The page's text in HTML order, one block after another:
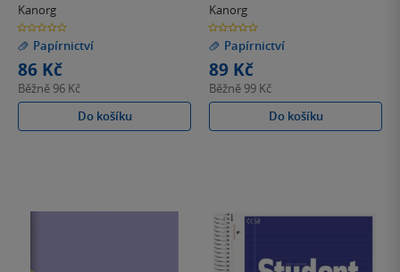
Kanorg
0.0
z
5
hvězdiček
Papírnictví
86 Kč
Běžně 96 Kč
Do košíku
Kanorg
0.0
z
5
hvězdiček
Papírnictví
89 Kč
Běžně 99 Kč
Do košíku